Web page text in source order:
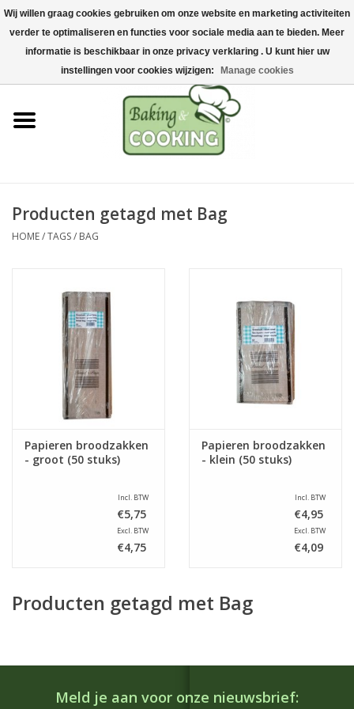
Home
Bak-& kookgerei
Machines & onderdelen
Chocolade & ijsbereiding
Hygiëne & opslag
Grondstoffen & Presentatie
Producten getagd met Bag
HOME/TAGS/ BAG
Papieren broodzakken
- groot (50 stuks)
Incl. BTW
€5,75
Excl. BTW
€4,75
Papieren broodzakken
- klein (50 stuks)
Incl. BTW
€4,95
Excl. BTW
€4,09
Producten getagd met Bag
Meld je aan voor onze nieuwsbrief:
Wij willen graag cookies gebruiken om onze website en marketing activiteiten
verder te optimaliseren en functies voor sociale media aan te bieden. Meer
informatie is beschikbaar in onze privacy verklaring . U kunt hier uw
instellingen voor cookies wijzigen:
Manage cookies